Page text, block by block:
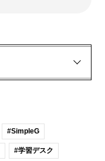
#SimpleG
#学習デスク